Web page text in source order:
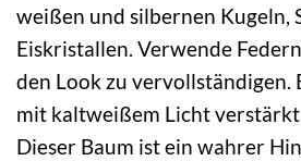
weißen und silbernen Kugeln,
Eiskristallen. Verwende
den Look zu vervollständigen.
mit kaltweißem Licht verstärkt
Dieser Baum ist ein wahrer